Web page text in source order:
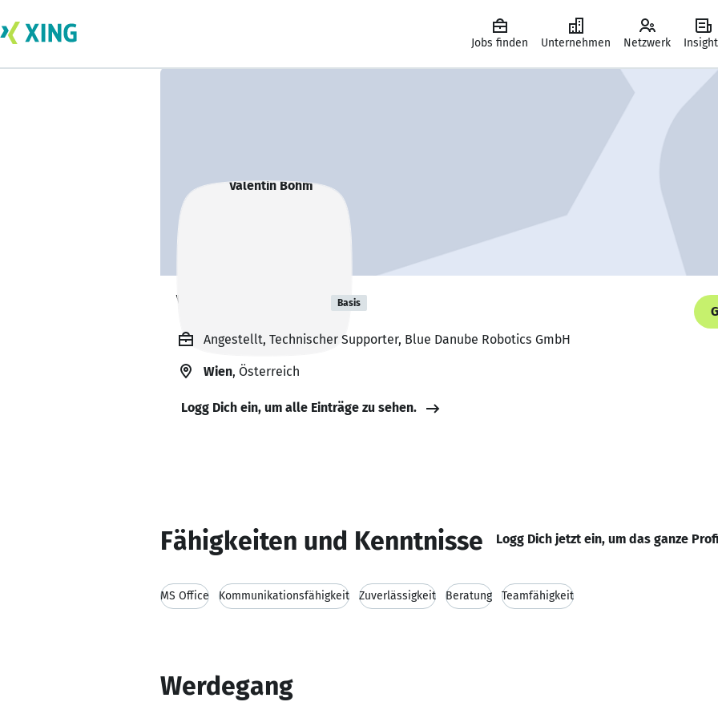
Jobs finden Unternehmen Netzwerk
Valentin Böhm Basis
Angestellt, Technischer Supporter, Blue Danube Robotics GmbH
Wien, Österreich
Logg Dich ein, um alle Einträge zu sehen.
Fähigkeiten und Kenntnisse Logg Dich jetzt ein, um das ganze
MS Office Kommunikationsfähigkeit Zuverlässigkeit Beratung Teamfähigkeit
Werdegang